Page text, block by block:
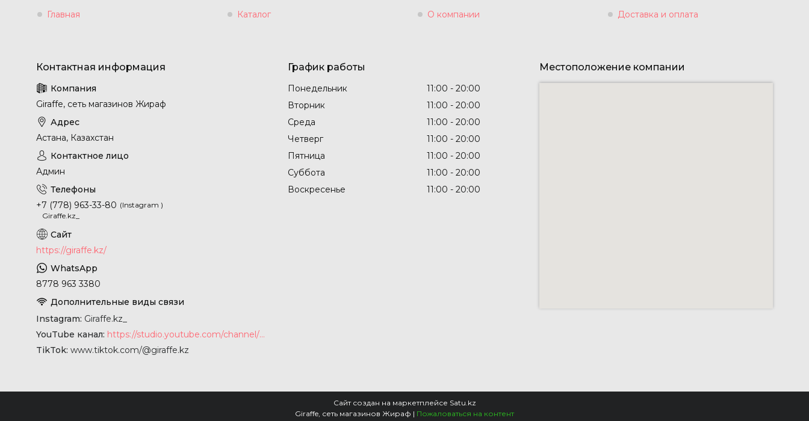
Главная Каталог О компании Доставка и оплата
Giraffe, сеть магазинов Жираф
Астана, Казахстан
Админ
+7 (778) 963-33-80
Instagram
Giraffe.kz_
https://giraffe.kz/
8778 963 3380
Instagram Giraffe.kz_
YouTube канал
https://studio.youtube.com/channel/UCyYkgm-sNArnyGblChDIV5w
TikTok www.tiktok.com/@giraffe.kz
График работы
Понедельник 11:00
20:00
Вторник
11:00
20:00
Среда
11:00
20:00
Четверг
11:00
20:00
Пятница
11:00
20:00
Суббота
11:00
20:00
Воскресенье
11:00 20:00
Местоположение компании
Сайт создан на маркетплейсе Satu.kz
Giraffe, сеть магазинов Жираф | Пожаловаться на контент